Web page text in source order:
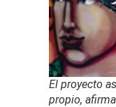
El proyecto
propio,